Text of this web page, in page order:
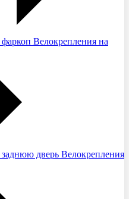
Велокрепления на
Велокрепления